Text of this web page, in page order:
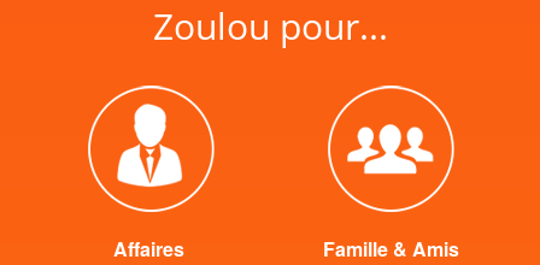
Zoulou pour...
Affaires Famille & Amis